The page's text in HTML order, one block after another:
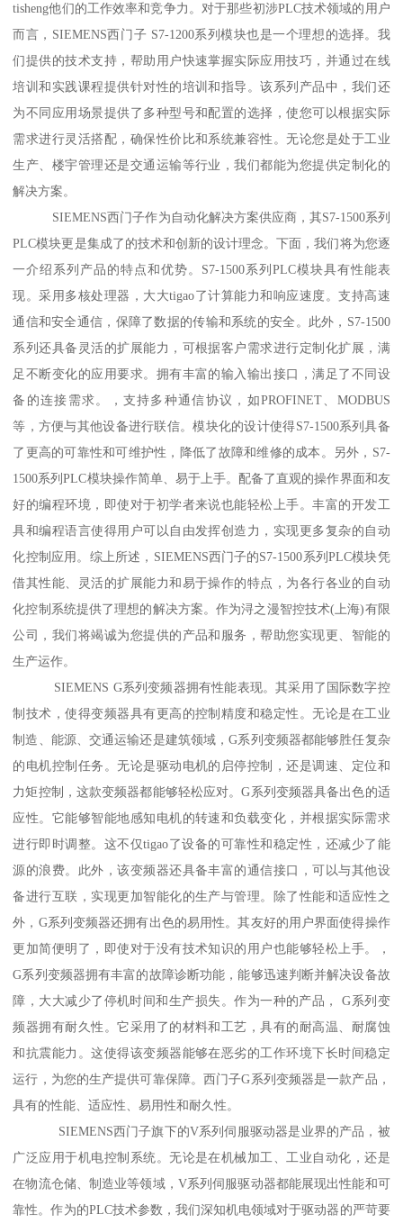
tisheng他们的工作效率和竞争力。对于那些初涉PLC技术领域的用户
而言，SIEMENS西门子 S7-1200系列模块也是一个理想的选择。我
们提供的技术支持，帮助用户快速掌握实际应用技巧，并通过在线
培训和实践课程提供针对性的培训和指导。该系列产品中，我们还
为不同应用场景提供了多种型号和配置的选择，使您可以根据实际
需求进行灵活搭配，确保性价比和系统兼容性。无论您是处于工业
生产、楼宇管理还是交通运输等行业，我们都能为您提供定制化的
解决方案。
SIEMENS西门子作为自动化解决方案供应商，其S7-1500系列
PLC模块更是集成了的技术和创新的设计理念。下面，我们将为您逐
一介绍系列产品的特点和优势。S7-1500系列PLC模块具有性能表
现。采用多核处理器，大大tigao了计算能力和响应速度。支持高速
通信和安全通信，保障了数据的传输和系统的安全。此外，S7-1500
系列还具备灵活的扩展能力，可根据客户需求进行定制化扩展，满
足不断变化的应用要求。拥有丰富的输入输出接口，满足了不同设
备的连接需求。，支持多种通信协议，如PROFINET、MODBUS
等，方便与其他设备进行联信。模块化的设计使得S7-1500系列具备
了更高的可靠性和可维护性，降低了故障和维修的成本。另外，S7-
1500系列PLC模块操作简单、易于上手。配备了直观的操作界面和友
好的编程环境，即使对于初学者来说也能轻松上手。丰富的开发工
具和编程语言使得用户可以自由发挥创造力，实现更多复杂的自动
化控制应用。综上所述，SIEMENS西门子的S7-1500系列PLC模块凭
借其性能、灵活的扩展能力和易于操作的特点，为各行各业的自动
化控制系统提供了理想的解决方案。作为浔之漫智控技术(上海)有限
公司，我们将竭诚为您提供的产品和服务，帮助您实现更、智能的
生产运作。
SIEMENS G系列变频器拥有性能表现。其采用了国际数字控
制技术，使得变频器具有更高的控制精度和稳定性。无论是在工业
制造、能源、交通运输还是建筑领域，G系列变频器都能够胜任复杂
的电机控制任务。无论是驱动电机的启停控制，还是调速、定位和
力矩控制，这款变频器都能够轻松应对。G系列变频器具备出色的适
应性。它能够智能地感知电机的转速和负载变化，并根据实际需求
进行即时调整。这不仅tigao了设备的可靠性和稳定性，还减少了能
源的浪费。此外，该变频器还具备丰富的通信接口，可以与其他设
备进行互联，实现更加智能化的生产与管理。除了性能和适应性之
外，G系列变频器还拥有出色的易用性。其友好的用户界面使得操作
更加简便明了，即使对于没有技术知识的用户也能够轻松上手。，
G系列变频器拥有丰富的故障诊断功能，能够迅速判断并解决设备故
障，大大减少了停机时间和生产损失。作为一种的产品， G系列变
频器拥有耐久性。它采用了的材料和工艺，具有的耐高温、耐腐蚀
和抗震能力。这使得该变频器能够在恶劣的工作环境下长时间稳定
运行，为您的生产提供可靠保障。西门子G系列变频器是一款产品，
具有的性能、适应性、易用性和耐久性。
SIEMENS西门子旗下的V系列伺服驱动器是业界的产品，被
广泛应用于机电控制系统。无论是在机械加工、工业自动化，还是
在物流仓储、制造业等领域，V系列伺服驱动器都能展现出性能和可
靠性。作为的PLC技术参数，我们深知机电领域对于驱动器的严苛要